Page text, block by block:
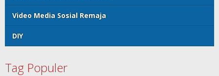
Video Media Sosial Remaja
DIY
Tag Populer